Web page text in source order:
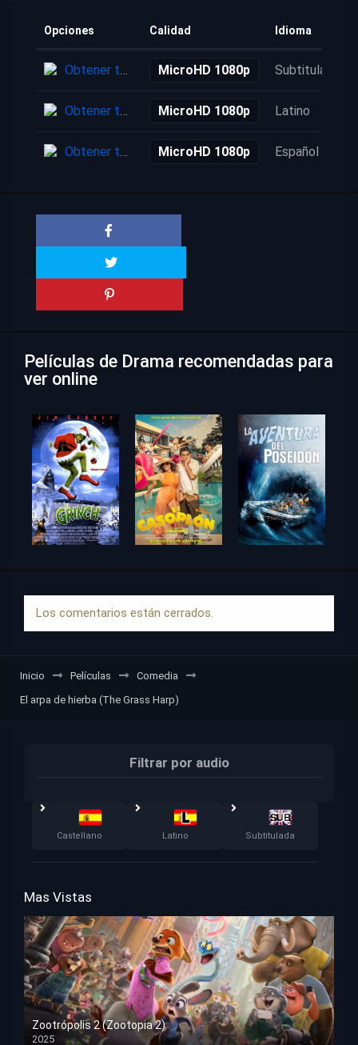
Opciones Calidad Idioma
Obtener torrent MicroHD 1080p Subtitulada
Obtener torrent MicroHD 1080p Latino
Obtener torrent MicroHD 1080p Español
Películas de Drama recomendadas para
ver online
Los comentarios están cerrados.
Inicio Películas
Comedia
El arpa de hierba (The Grass Harp)
Filtrar por audio
Castellano Latino Subtitulada
Mas Vistas
Zootrópolis 2 (Zootopia 2)
2025